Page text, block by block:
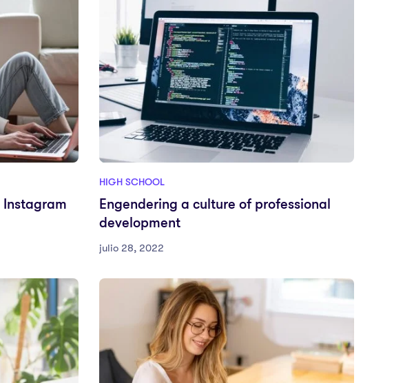
HIGH SCHOOL
Engendering a culture of professional
development
julio 28, 2022